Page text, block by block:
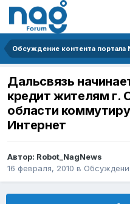
Обсуждение контента портала
Дальсвязь
кредит жителям г.
области
Интернет
Автор: Robot_NagNews
16 февраля, 2010 в